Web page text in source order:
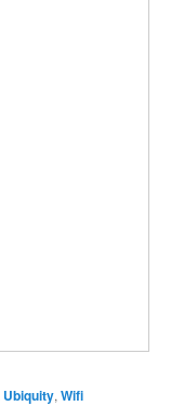
Ubiquity,Wifi